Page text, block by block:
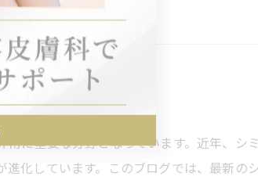
に重要な分野となっています。近年、シ
進化しています。このブログでは、最新